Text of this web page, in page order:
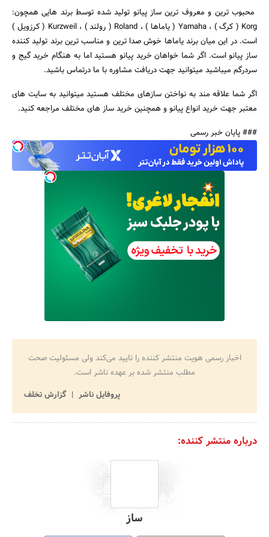
محبوب ترین و معروف ترین ساز پیانو تولید شده توسط برند هایی همچون:
Korg ( کرگ ) ، Yamaha ( یاماها ) ، Roland ( رولند ) ، Kurzweil ( کرزویل )
است. در این میان برند یاماها خوش صدا ترین و مناسب ترین برند تولید کننده
ساز پیانو است. اگر شما خواهان خرید پیانو هستید اما به هنگام خرید گیج و
سردرگم میباشید میتوانید جهت دریافت مشاوره با ما درتماس باشید.
اگر شما علاقه مند به نواختن سازهای مختلف هستید میتوانید به سایت های
معتبر جهت خرید انواع پیانو و همچنین خرید ساز های مختلف مراجعه کنید.
### پایان خبر رسمی
اخبار رسمی هویت منتشر کننده را تایید می‌کند ولی مسئولیت صحت
مطلب منتشر شده بر عهده ناشر است.
پروفایل ناشر
گزارش تخلف
درباره منتشر کننده:
ساز